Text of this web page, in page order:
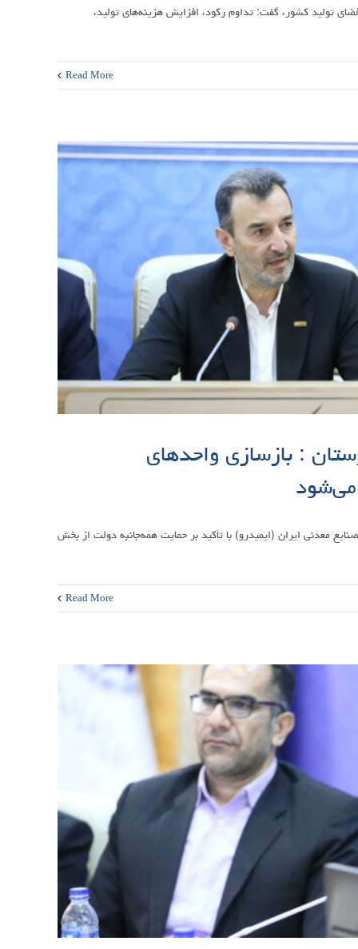
تولید کشور، گفت: تداوم رکود، افزایش هزینه‌های تولید،
Read More
: بازسازی واحدهای
می‌شود
معدنی ایران (ایمیدرو) با تأکید بر حمایت همه‌جانبه دولت از بخش
Read More